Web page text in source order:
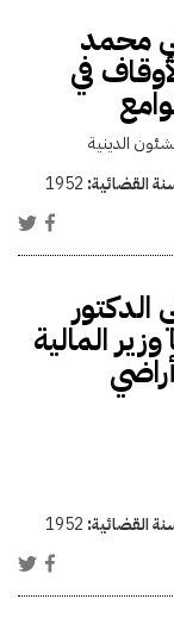
محمد
في
الدينية
القضائية: 1952
المالية
القضائية: 1952